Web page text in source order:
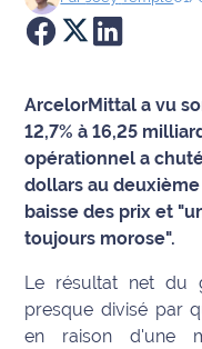
Culture
Économie
Éducation
Emploi
Environnement
Info
route
ArcelorMittal a vu
12,7% à 16,25
opérationnel a
dollars au
baisse des prix et
toujours morose".
Le résultat net du
presque divisé par
en raison d'une